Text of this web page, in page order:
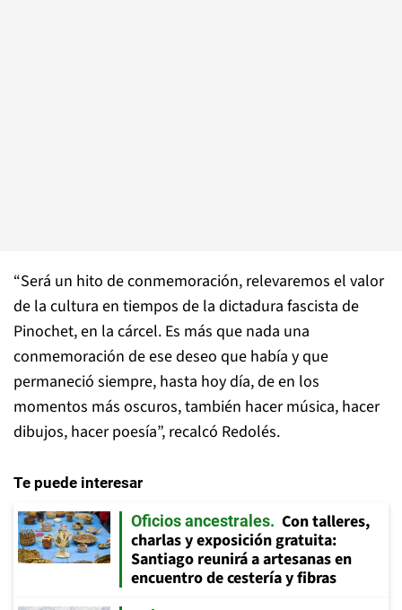
“Será un hito de conmemoración, relevaremos el valor
de la cultura en tiempos de la dictadura fascista de
Pinochet, en la cárcel. Es más que nada una
conmemoración de ese deseo que había y que
permaneció siempre, hasta hoy día, de en los
momentos más oscuros, también hacer música, hacer
dibujos, hacer poesía”, recalcó Redolés.
Te puede interesar
Oficios ancestrales
Con talleres,
charlas y exposición gratuita:
Santiago reunirá a artesanas en
encuentro de cestería y fibras